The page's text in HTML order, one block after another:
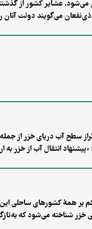
از مراتع کشور بهره‌برداری می‌شود.
از برداشت مراتع کشور و ورشکستگی بیش از ۶۰ درصد مراتع
سطح آب دریای خزر از
انتقال آب از خزر
بر همهٔ کشورهای ساحلی
شناخته می‌شود که